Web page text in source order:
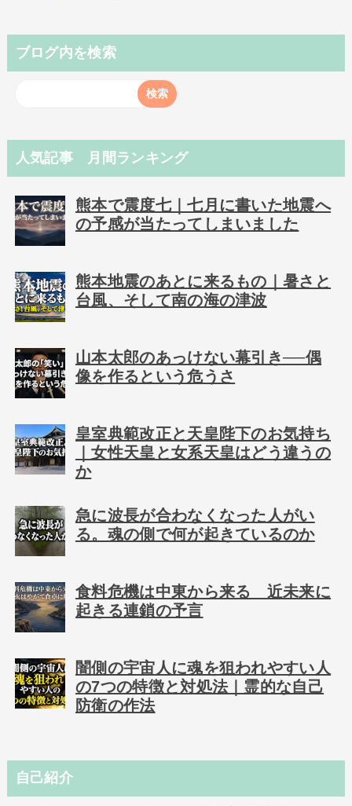
ブログ内を検索
人気記事 月間ランキング
熊本で震度七｜七月に書いた地震へ
の予感が当たってしまいました
熊本地震のあとに来るもの｜暑さと
台風、そして南の海の津波
山本太郎のあっけない幕引き──偶
像を作るという危うさ
皇室典範改正と天皇陛下のお気持ち
｜女性天皇と女系天皇はどう違うの
か
急に波長が合わなくなった人がい
る。魂の側で何が起きているのか
食料危機は中東から来る 近未来に
起きる連鎖の予言
闇側の宇宙人に魂を狙われやすい人
の7つの特徴と対処法｜霊的な自己
防衛の作法
自己紹介